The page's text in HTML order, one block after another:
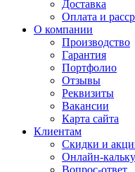
Доставка
Оплата и
О компании
Производство
Гарантия
Портфолио
Отзывы
Реквизиты
Вакансии
Карта сайта
Клиентам
Скидки и
Онлайн-
Вопрос-ответ